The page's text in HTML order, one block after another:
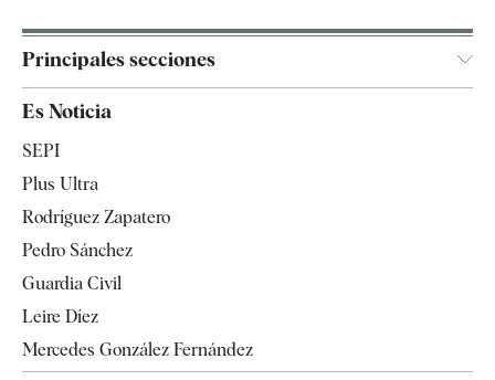
Principales secciones
España
Televisión
Es Noticia
SEPI
Plus Ultra
Rodríguez Zapatero
Pedro Sánchez
Guardia Civil
Leire Díez
Mercedes González Fernández